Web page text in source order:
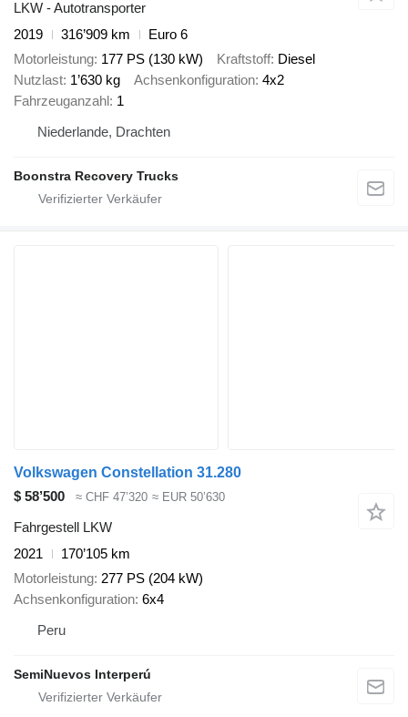
LKW - Autotransporter
2019
316’909 km
Euro 6
Motorleistung 177 PS (130 kW) Kraftstoff Diesel
Nutzlast 1’630 kg Achsenkonfiguration 4x2
Fahrzeuganzahl 1
Niederlande, Drachten
Boonstra Recovery Trucks
Volkswagen Constellation 31.280
$ 58’500
≈ CHF 47’320 ≈ EUR 50’630
Fahrgestell LKW
2021
170’105 km
Motorleistung 277 PS (204 kW)
Achsenkonfiguration 6x4
Peru
SemiNuevos Interperú